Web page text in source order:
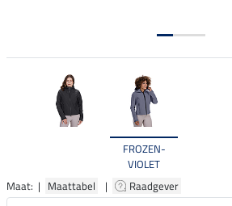
FROZEN-
VIOLET
Maat: | Maattabel | Raadgever